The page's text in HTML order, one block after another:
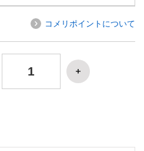
コメリポイントについて